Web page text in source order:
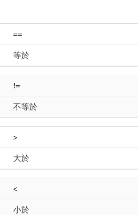
==
等於
!=
不等於
>
大於
<
小於